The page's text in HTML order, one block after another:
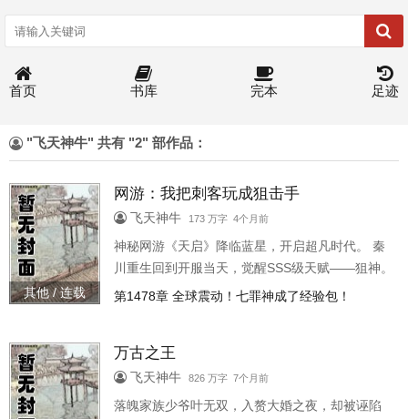
首页 书库 完本 足迹
"飞天神牛" 共有 "2" 部作品：
其他 / 连载
网游：我把刺客玩成狙击手
飞天神牛 173 万字 4个月前
神秘网游《天启》降临蓝星，开启超凡时代。 秦
川重生回到开服当天，觉醒SSS级天赋——狙神。
【狙神（SSS级）】 【效果1：远程攻击必中且伤
秦川的选择是。 刺客！ 一击必杀，远遁千里，谁
说刺客只能玩近战。
第1478章 全球震动！七罪神成了经验包！
万古之王
飞天神牛 826 万字 7个月前
落魄家族少爷叶无双，入赘大婚之夜，却被诬陷